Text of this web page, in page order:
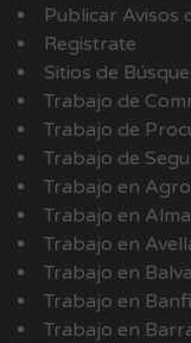
Publicar Avisos
Registrate
Sitios de
Trabajo de
Trabajo de
Trabajo de
Trabajo en
Trabajo en
Trabajo en
Trabajo en
Trabajo en
Trabajo en